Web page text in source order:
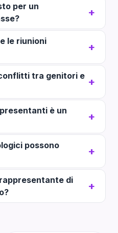
per un
le riunioni
tra genitori e
è un
possono
di